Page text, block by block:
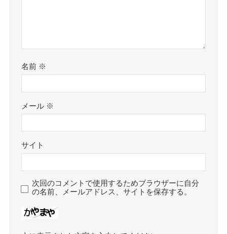
名前 ※
メール ※
サイト
次回のコメントで使用するためブラウザーに自分
の名前、メールアドレス、サイトを保存する。